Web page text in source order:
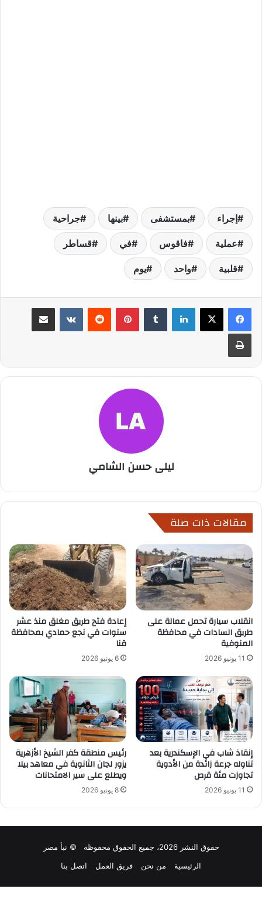
إجراء بمستشفى بينها جراحية
عملية فاقوس في قساطر
قلبية واحد يوم
لينكدإن بينتيريست مشاركة عبر البريد
طباعة
ليلى حسن الشامي
مقالات ذات صلة
انقلاب سيارة تحمل عمالة على
طريق السادات في محافظة
المنوفية
11 يونيو 2026
إعادة فتح طريق مغلق منذ عشر
سنوات في نجع حمادي بمحافظة
قنا
6 يونيو 2026
إنقاذ شاب في الإسكندرية بعد
تناوله جرعة زائدة من الأدوية
تجاوزت مئة قرص
11 يونيو 2026
رئيس منطقة كفر الشيخ الأزهرية
يزور لجان الثانوية في معاهد بيلا
ويطلع على سير الامتحانات
8 يونيو 2026
حقوق النشر 2026، جميع الحقوق محفوظة © نبأ مصر
الرئيسية
من نحن فريق العمل اتصل بنا